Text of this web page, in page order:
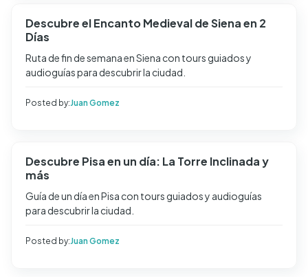
Descubre el Encanto Medieval de Siena en 2
Días
Ruta de fin de semana en Siena con tours guiados y
audioguías para descubrir la ciudad.
Posted by:Juan Gomez
Descubre Pisa en un día: La Torre Inclinada y
más
Guía de un día en Pisa con tours guiados y audioguías
para descubrir la ciudad.
Posted by:Juan Gomez